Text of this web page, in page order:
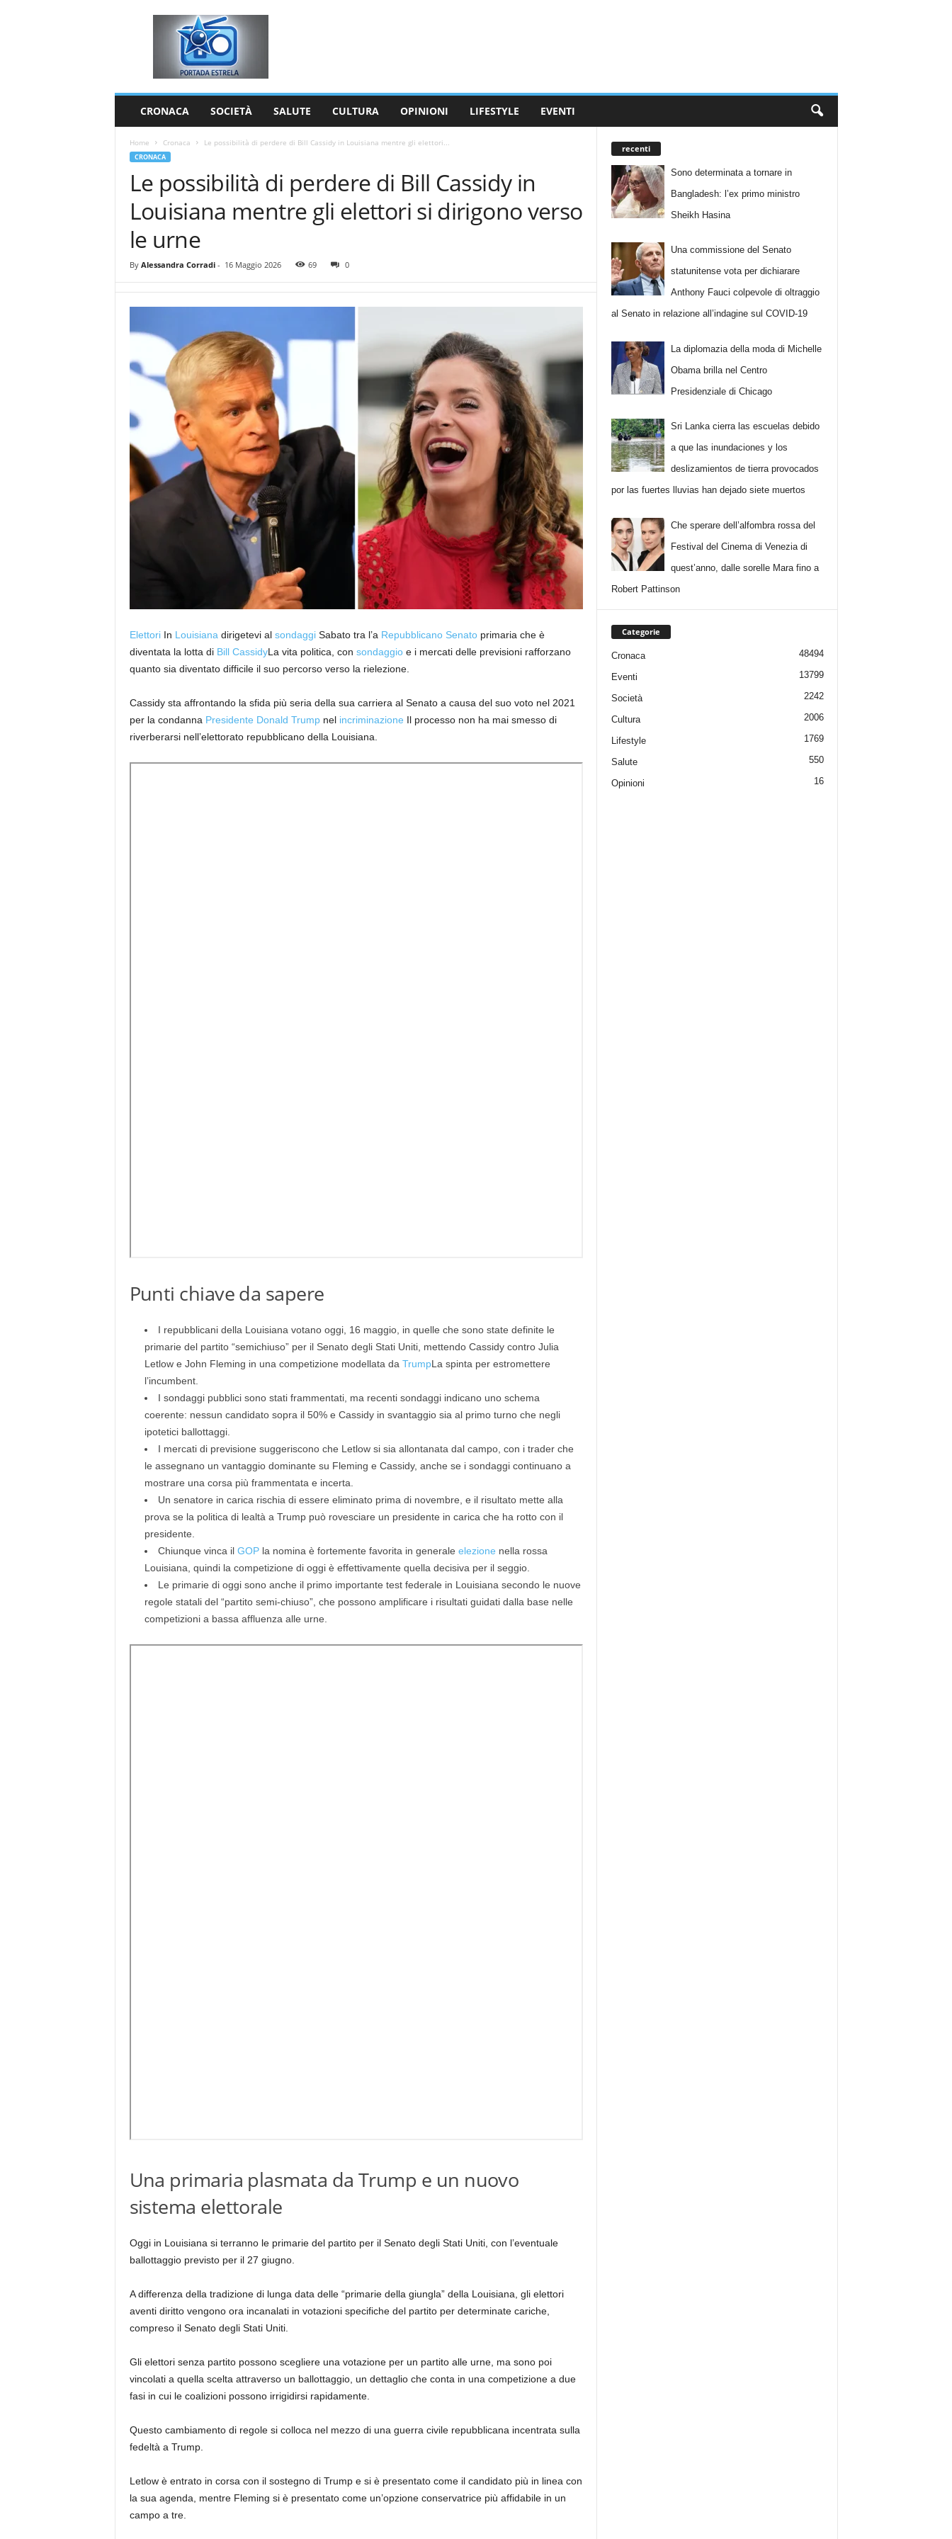
CRONACA SOCIETÀ SALUTE CULTURA OPINIONI LIFESTYLE EVENTI
Home Cronaca Le possibilità di perdere di Bill Cassidy in Louisiana mentre gli elettori...
CRONACA
Le possibilità di perdere di Bill Cassidy in
Louisiana mentre gli elettori si dirigono verso
le urne
By Alessandra Corradi- 16 Maggio 2026 69 0
ElettoriIn Louisiana dirigetevi al sondaggiSabato tra l’a Repubblicano Senatoprimaria che è
diventata la lotta di Bill CassidyLa vita politica, con sondaggioe i mercati delle previsioni rafforzano
quanto sia diventato difficile il suo percorso verso la rielezione.
Cassidy sta affrontando la sfida più seria della sua carriera al Senato a causa del suo voto nel 2021
per la condanna Presidente Donald Trumpnel incriminazione Il processo non ha mai smesso di
riverberarsi nell’elettorato repubblicano della Louisiana.
Punti chiave da sapere
I repubblicani della Louisiana votano oggi, 16 maggio, in quelle che sono state definite le
primarie del partito “semichiuso” per il Senato degli Stati Uniti, mettendo Cassidy contro Julia
Letlow e John Fleming in una competizione modellata da TrumpLa spinta per estromettere
l’incumbent.
I sondaggi pubblici sono stati frammentati, ma recenti sondaggi indicano uno schema
coerente: nessun candidato sopra il 50% e Cassidy in svantaggio sia al primo turno che negli
ipotetici ballottaggi.
I mercati di previsione suggeriscono che Letlow si sia allontanata dal campo, con i trader che
le assegnano un vantaggio dominante su Fleming e Cassidy, anche se i sondaggi continuano a
mostrare una corsa più frammentata e incerta.
Un senatore in carica rischia di essere eliminato prima di novembre, e il risultato mette alla
prova se la politica di lealtà a Trump può rovesciare un presidente in carica che ha rotto con il
presidente.
Chiunque vinca il GOPla nomina è fortemente favorita in generale elezione nella rossa
Louisiana, quindi la competizione di oggi è effettivamente quella decisiva per il seggio.
Le primarie di oggi sono anche il primo importante test federale in Louisiana secondo le nuove
regole statali del “partito semi-chiuso”, che possono amplificare i risultati guidati dalla base nelle
competizioni a bassa affluenza alle urne.
Una primaria plasmata da Trump e un nuovo
sistema elettorale
Oggi in Louisiana si terranno le primarie del partito per il Senato degli Stati Uniti, con l’eventuale
ballottaggio previsto per il 27 giugno.
A differenza della tradizione di lunga data delle “primarie della giungla” della Louisiana, gli elettori
aventi diritto vengono ora incanalati in votazioni specifiche del partito per determinate cariche,
compreso il Senato degli Stati Uniti.
Gli elettori senza partito possono scegliere una votazione per un partito alle urne, ma sono poi
vincolati a quella scelta attraverso un ballottaggio, un dettaglio che conta in una competizione a due
fasi in cui le coalizioni possono irrigidirsi rapidamente.
Questo cambiamento di regole si colloca nel mezzo di una guerra civile repubblicana incentrata sulla
fedeltà a Trump.
Letlow è entrato in corsa con il sostegno di Trump e si è presentato come il candidato più in linea con
la sua agenda, mentre Fleming si è presentato come un’opzione conservatrice più affidabile in un
campo a tre.
recenti
Sono determinata a tornare in
Bangladesh: l’ex primo ministro
Sheikh Hasina
Una commissione del Senato
statunitense vota per dichiarare
Anthony Fauci colpevole di oltraggio
al Senato in relazione all’indagine sul COVID-19
La diplomazia della moda di Michelle
Obama brilla nel Centro
Presidenziale di Chicago
Sri Lanka cierra las escuelas debido
a que las inundaciones y los
deslizamientos de tierra provocados
por las fuertes lluvias han dejado siete muertos
Che sperare dell’alfombra rossa del
Festival del Cinema di Venezia di
quest’anno, dalle sorelle Mara fino a
Robert Pattinson
Categorie
Cronaca 48494
Eventi 13799
Società 2242
Cultura 2006
Lifestyle 1769
Salute 550
Opinioni 16